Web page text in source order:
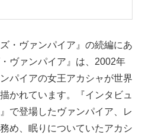
・ヴァンパイア』の続編にあ
ヴァンパイア』は、2002年
パイアの女王アカシャが世界
かれています。『インタビュ
で登場したヴァンパイア、レ
め、眠りについていたアカシ